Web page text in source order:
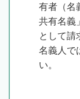
有者（名
共有名義
として請
名義人で
い。